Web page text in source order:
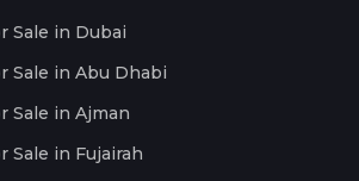
Sale in Dubai
Sale in Abu Dhabi
Sale in Ajman
Sale in Fujairah